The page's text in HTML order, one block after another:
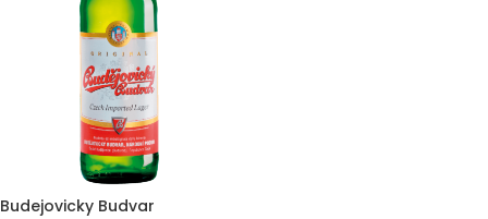
Budejovicky Budvar